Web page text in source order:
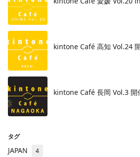
kintone Café 高知 Vol.24
kintone Café 長岡 Vol.3 開
タグ
JAPAN 4